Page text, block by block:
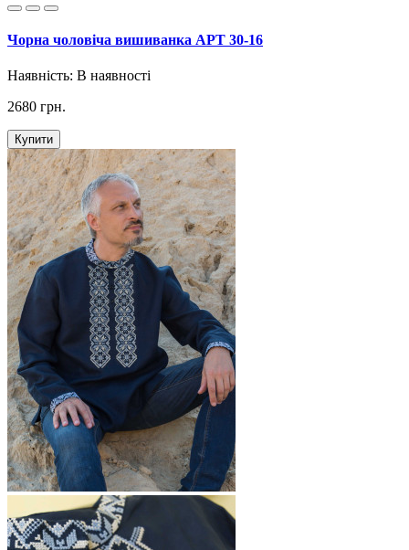
Чорна чоловіча вишиванка АРТ 30-16
Наявність: В наявності
2680 грн.
Купити